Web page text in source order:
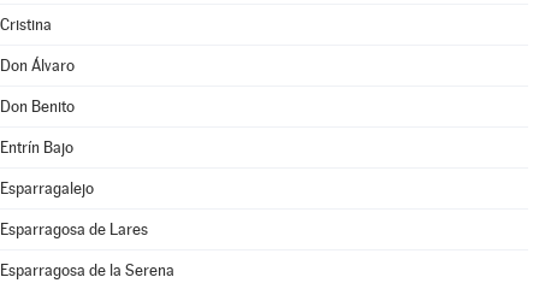
Cristina
Don Álvaro
Don Benito
Entrín Bajo
Esparragalejo
Esparragosa de Lares
Esparragosa de la Serena